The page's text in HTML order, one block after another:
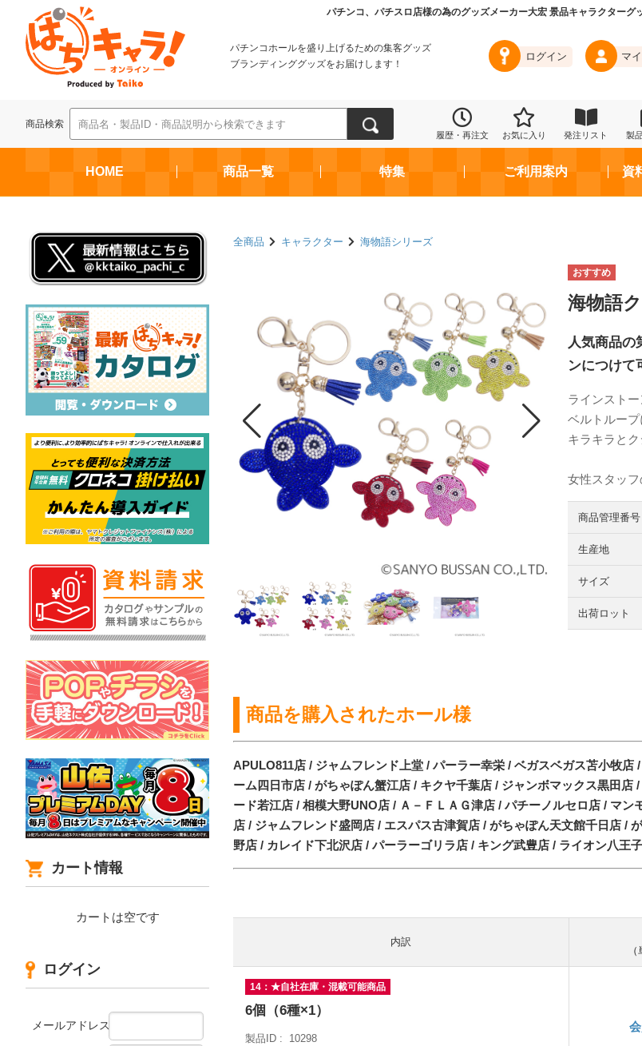
パチンコ、パチスロ店様の為のグッズメーカー大宏 景品キャラクターグ
パチンコホールを盛り上げるための集客グッズ
ブランディンググッズをお届けします！
ログイン マ
商品検索
履歴・再注文 お気に入り 発注リスト 製
HOME 商品一覧 特集 ご利用案内 資
全商品 キャラクター 海物語シリーズ
海物語
人気商品の
ンにつけて
ラインスト
ベルトループ
キラキラとク
女性スタッ
商品管理番号
生産地
サイズ
出荷ロット
商品を購入されたホール様
APULO811店 / ジャムフレンド上堂 / パーラー幸栄 / ベガスベガス苫小牧
ーム四日市店 / がちゃぽん蟹江店 / キクヤ千葉店 / ジャンボマックス黒田
ード若江店 / 相模大野UNO店 / Ａ－ＦＬＡＧ津店 / パチーノルセロ店 / マ
店 / ジャムフレンド盛岡店 / エスパス古津賀店 / がちゃぽん天文館千日店 /
野店 / カレイド下北沢店 / パーラーゴリラ店 / キング武豊店 / ライオン八王
内訳
14：★自社在庫・混載可能商品
6個（6種×1）
製品ID
10298
カート情報
カートは空です
ログイン
メールアドレス